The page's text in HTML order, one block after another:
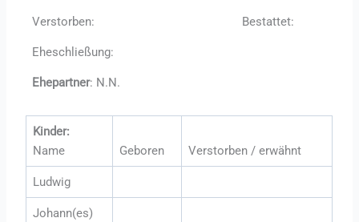
Verstorben: Bestattet:
Eheschließung:
Ehepartner: N.N.
Kinder:
Name
Geboren Verstorben / erwähnt
Ludwig
Johann(es)